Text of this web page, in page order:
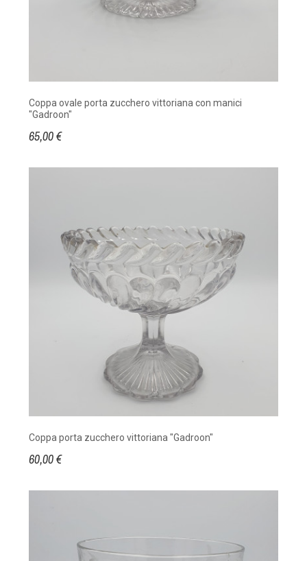
Coppa ovale porta zucchero vittoriana con manici
"Gadroon"
65,00 €
Coppa porta zucchero vittoriana "Gadroon"
60,00 €